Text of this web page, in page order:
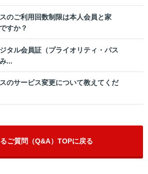
のご利用回数制限は本人会員と家
すか？
タル会員証（プライオリティ・パス
...
のサービス変更について教えてくだ
ご質問（Q&A）TOPに戻る